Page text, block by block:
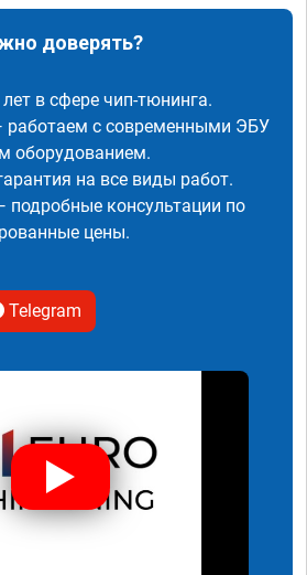
доверять?
в сфере чип-тюнинга.
работаем с современными ЭБУ
оборудованием.
на все виды работ.
подробные консультации по
цены.
Telegram